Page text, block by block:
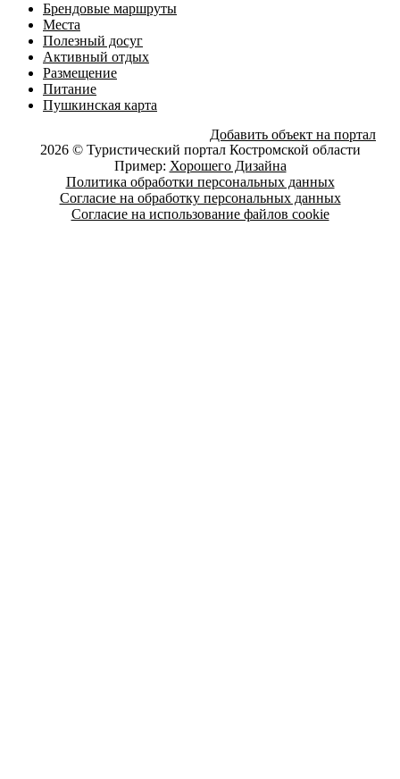
Брендовые маршруты
Места
Полезный досуг
Активный отдых
Размещение
Питание
Пушкинская карта
Добавить объект на портал
2026 © Туристический портал Костромской области
Пример: Хорошего Дизайна
Политика обработки персональных данных
Согласие на обработку персональных данных
Согласие на использование файлов cookie